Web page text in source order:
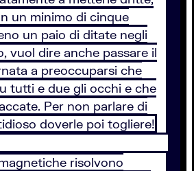
un minimo di cinque
un paio di ditate negli
vuol dire anche passare il
a preoccuparsi che
tutti e due gli occhi e che
Per non parlare di
doverle poi togliere!
risolvono